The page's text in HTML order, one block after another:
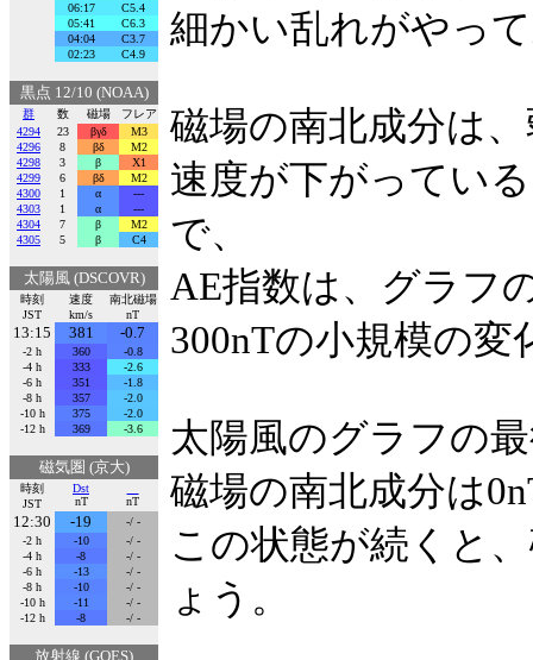
06:17
C5.4
05:41
C6.3
04:04
C3.7
02:23
C4.9
黒点 12/10 (NOAA)
群 数 磁場
フレア
4294
23 βγδ
M3
4296
8 βδ
M2
4298
3 β
X1
4299
6 βδ
M2
4300
1 α
---
4303
1 α
---
4304
7 β
M2
4305
5 β C4
太陽風 (DSCOVR)
時刻
JST
速度
km/s
南北磁場
nT
13:15 381 -0.7
-2 h 360
-0.8
-4 h
333
-2.6
-6 h
351
-1.8
-8 h
357
-2.0
-10 h
375
-2.0
-12 h
369 -3.6
磁気圏 (京大)
時刻
JST
Dst
nT
nT
12:30 -19
-/ -
-2 h
-10
-/ -
-4 h
-8
-/ -
-6 h
-13
-/ -
-8 h
-10
-/ -
-10 h
-11
-/ -
-12 h
-8 -/ -
放射線 (GOES)
細かい乱れがやっ
磁場の南北成分は
速度が下がってい
で、
AE指数は、グラフ
300nTの小規模の
太陽風のグラフの
磁場の南北成分は
この状態が続くと
ょう。